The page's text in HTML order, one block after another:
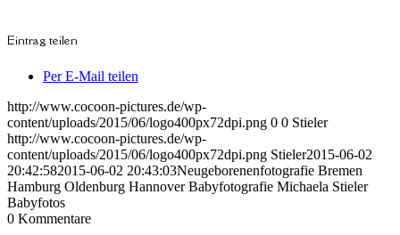
Eintrag teilen
Per E-Mail teilen
http://www.cocoon-pictures.de/wp-
content/uploads/2015/06/logo400px72dpi.png 0 0 Stieler
http://www.cocoon-pictures.de/wp-
content/uploads/2015/06/logo400px72dpi.png Stieler2015-06-02
20:42:582015-06-02 20:43:03Neugeborenenfotografie Bremen
Hamburg Oldenburg Hannover Babyfotografie Michaela Stieler
Babyfotos
0 Kommentare